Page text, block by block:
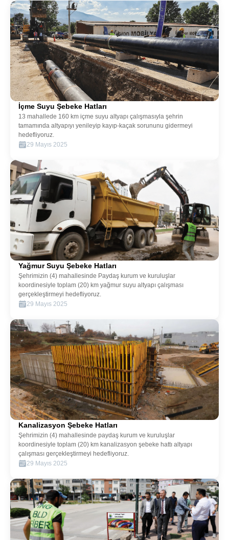
Alt Yapi
İçme Suyu Şebeke Hatları
13 mahallede 160 km içme suyu altyapı çalışmasıyla şehrin
tamamında altyapıyı yenileyip kayıp-kaçak sorununu gidermeyi
hedefliyoruz.
29 Mayıs 2025
Alt Yapi
Yağmur Suyu Şebeke Hatları
Şehrimizin (4) mahallesinde Paydaş kurum ve kuruluşlar
koordinesiyle toplam (20) km yağmur suyu altyapı çalışması
gerçekleştirmeyi hedefliyoruz.
29 Mayıs 2025
Alt Yapi
Kanalizasyon Şebeke Hatları
Şehrimizin (4) mahallesinde paydaş kurum ve kuruluşlar
koordinesiyle toplam (20) km kanalizasyon şebeke hattı altyapı
çalışması gerçekleştirmeyi hedefliyoruz.
29 Mayıs 2025
Alt Yapi